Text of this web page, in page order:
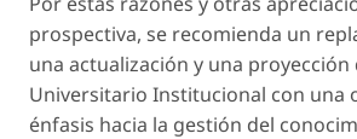
prospectiva, se recomienda un
una actualización y una proyección
Universitario Institucional con una
énfasis hacia la gestión del